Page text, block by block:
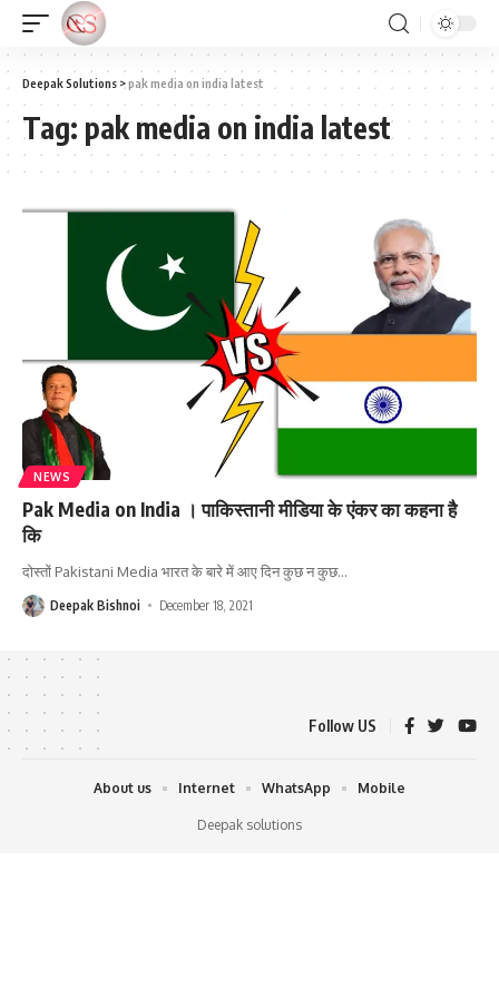
Deepak Solutions >pak media on india latest
Tag: pak media on india latest
NEWS
Pak Media on India । पाकिस्तानी मीडिया के एंकर का कहना है
कि
दोस्तों Pakistani Media भारत के बारे में आए दिन कुछ न कुछ…
Deepak Bishnoi December 18, 2021
Follow US
Deepak solutions
About us Internet WhatsApp Mobile